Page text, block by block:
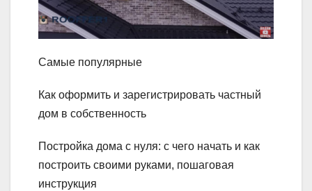
Самые популярные
Как оформить и зарегистрировать частный
дом в собственность
Постройка дома с нуля: с чего начать и как
построить своими руками, пошаговая
инструкция